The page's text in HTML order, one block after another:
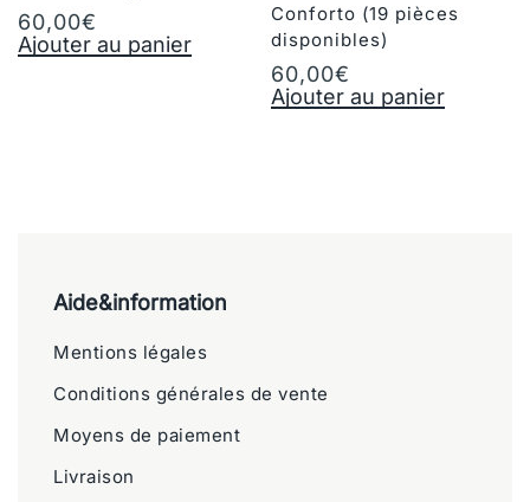
60,00€
Ajouter au panier
Conforto (19 pièces
disponibles)
60,00€
Ajouter au panier
Aide&information
Mentions légales
Conditions générales de vente
Moyens de paiement
Livraison